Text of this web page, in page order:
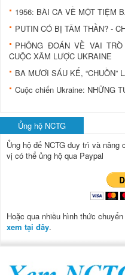
1956: BÀI CA VỀ MỘT TIỆM
PUTIN CÓ BỊ TÂM THẦN? -
PHỎNG ĐOÁN VỀ VAI
CUỘC XÂM LƯỢC UKRAINE
BA MƯƠI SÁU KẾ, “CHUỒN”
Cuộc chiến Ukraine: NHỮNG
Ủng hộ NCTG
Ủng hộ để NCTG duy trì và
vị có thể ủng hộ qua Paypal
Hoặc qua nhiều hình thức
xem tại đây.